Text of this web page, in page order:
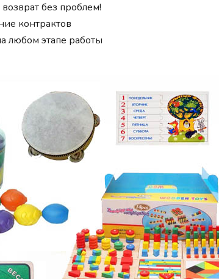
без проблем!
контрактов
любом этапе работы